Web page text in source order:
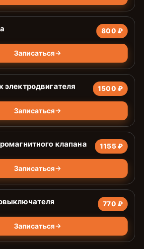
800 ₽
Записаться
1500 ₽
Записаться
клапана 1155 ₽
Записаться
770 ₽
Записаться